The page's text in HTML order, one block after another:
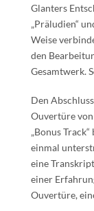
Glanters
„Präludien“
Weise
den
Gesamtwerk.
Den
Ouvertüre
„Bonus
einmal
eine
einer
Ouvertüre,